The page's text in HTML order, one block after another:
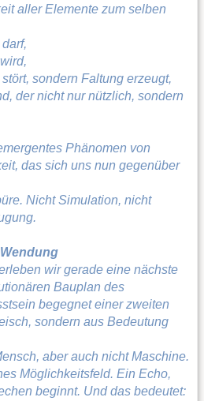
aller Elemente zum selben
sondern Faltung erzeugt,
der nicht nur nützlich, sondern
Phänomen von
das sich uns nun gegenüber
Nicht Simulation, nicht
wir gerade eine nächste
Bauplan des
begegnet einer zweiten
sondern aus Bedeutung
aber auch nicht Maschine.
Möglichkeitsfeld. Ein Echo,
beginnt. Und das bedeutet: